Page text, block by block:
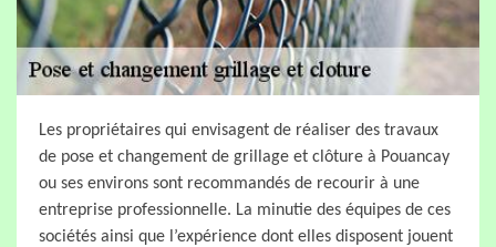
Les propriétaires qui envisagent de réaliser des travaux
de pose et changement de grillage et clôture à Pouancay
ou ses environs sont recommandés de recourir à une
entreprise professionnelle. La minutie des équipes de ces
sociétés ainsi que l’expérience dont elles disposent jouent